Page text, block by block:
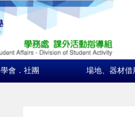
學會．社團 場地、器材借